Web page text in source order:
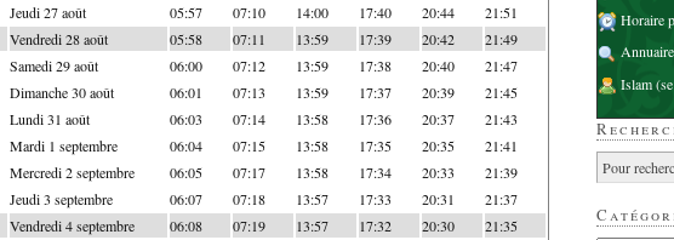
Jeudi 27 août 05:57 07:10 14:00 17:40 20:44 21:51
Vendredi 28 août 05:58 07:11 13:59 17:39 20:42 21:49
Samedi 29 août 06:00 07:12 13:59 17:38 20:40 21:47
Dimanche 30 août 06:01 07:13 13:59 17:37 20:39 21:45
Lundi 31 août 06:03 07:14 13:58 17:36 20:37 21:43
Mardi 1 septembre 06:04 07:15 13:58 17:35 20:35 21:41
Mercredi 2 septembre 06:05 07:17 13:58 17:34 20:33 21:39
Jeudi 3 septembre 06:07 07:18 13:57 17:33 20:31 21:37
Vendredi 4 septembre 06:08 07:19 13:57 17:32 20:30 21:35
Horaire
Islam